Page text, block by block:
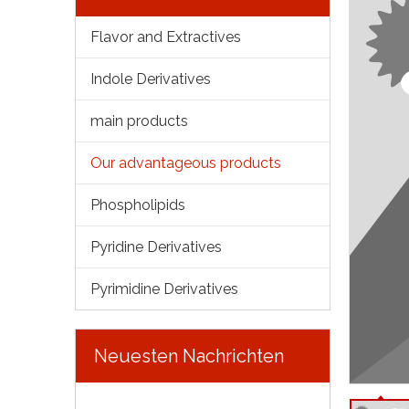
Flavor and Extractives
Indole Derivatives
main products
Our advantageous products
Phospholipids
Pyridine Derivatives
Pyrimidine Derivatives
Neuesten Nachrichten